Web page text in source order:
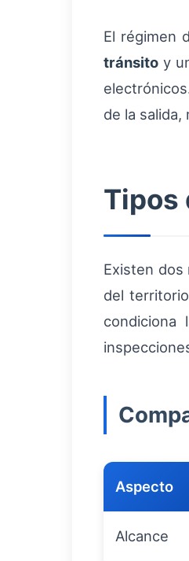
El régimen
tránsito y
de la
Tipos
Existen dos
del
condiciona
Aspecto
Alcance